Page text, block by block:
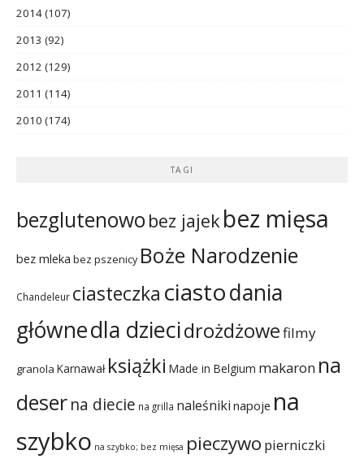
2014(107)
2013 (92)
2012 (129)
2011 (114)
2010 (174)
TAGI
bezglutenowo bez jajekbez mięsa
bez mleka bez pszenicy Boże Narodzenie
Chandeleur ciasteczka ciastodania
głównedla dziecidrożdżowefilmy
granola Karnawał książki Made in Belgium makaron na
deserna diecie na grilla naleśniki napoje na
szybko na szybko; bez mięsa pieczywo pierniczki